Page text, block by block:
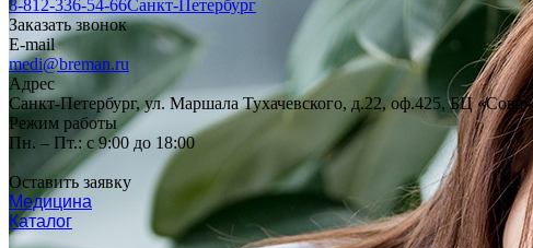
8-812-336-54-66Санкт-Петербург
Заказать звонок
E-mail
medi@breman.ru
Адрес
Санкт-Петербург, ул. Маршала Тухачевского, д.22, оф.425, БЦ «Сова»
Режим работы
Пн. – Пт.: с 9:00 до 18:00
Оставить заявку
Медицина
Каталог